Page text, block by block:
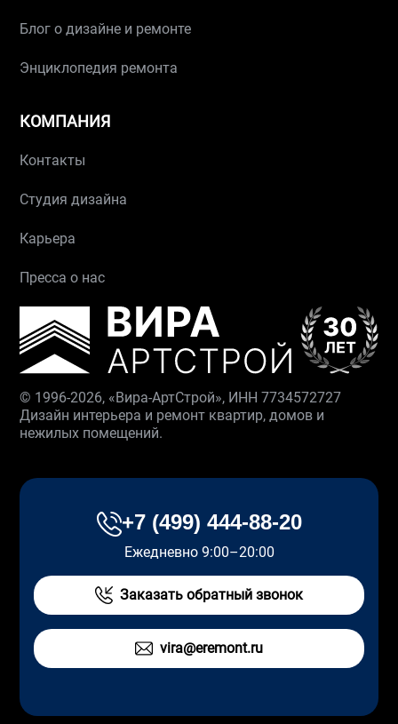
Блог о дизайне и ремонте
Энциклопедия ремонта
КОМПАНИЯ
Контакты
Студия дизайна
Карьера
Пресса о нас
© 1996-2026, «Вира-АртСтрой», ИНН 7734572727
Дизайн интерьера и ремонт квартир, домов и
нежилых помещений.
+7 (499) 444-88-20
Ежедневно 9:00–20:00
Заказать обратный звонок
vira@eremont.ru